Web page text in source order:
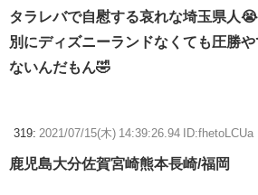
タラレバで自慰する哀れな埼玉県人😭
別にディズニーランドなくても圧勝
ないんだもん🤣
319: 2021/07/15(木) 14:39:26.94 ID:fhetoLCUa
鹿児島大分佐賀宮崎熊本長崎/福岡